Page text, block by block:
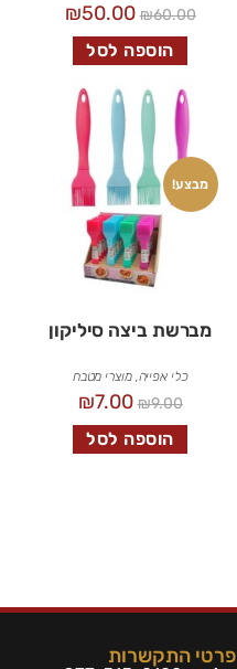
₪60.00
₪50.00
הוספה לסל
מבצע!
מברשת ביצה סיליקון
כלי אפייה,מוצרי מטבח
₪9.00
₪7.00
הוספה לסל
פרטי התקשרות